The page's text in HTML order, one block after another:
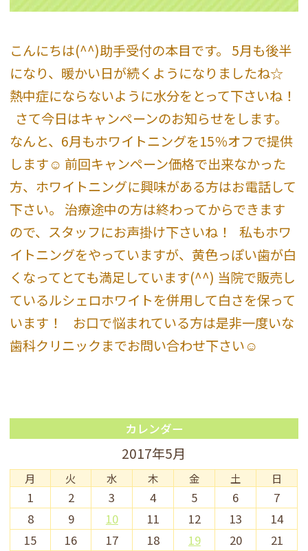
こんにちは(^^)助手受付の本目です。 5月も後半
になり、暖かい日が続くようになりましたね☆
熱中症にならないように水分をとって下さいね！
さて今日はキャンペーンのお知らせをします。
なんと、6月もホワイトニングを15％オフで提供
します☺︎ 前回キャンペーン価格で出来なかった
方、ホワイトニングに興味がある方はお電話して
下さい。 治療途中の方は終わってからできます
ので、スタッフにお声掛け下さいね！ 私もホワ
イトニングをやっていますが、黄色っぽい歯が白
くなってとても満足しています(^^) 当院で販売し
ているルシェロホワイトを併用して白さを保って
います！
お口で悩まれている方は是非一度いな
歯科クリニックまでお問い合わせ下さい☺︎
カレンダー
2017年5月
月 火 水 木 金 土 日
1 2 3 4 5 6
7
8
9 10 11 12 13
14
15
16 17 18 19 20
21